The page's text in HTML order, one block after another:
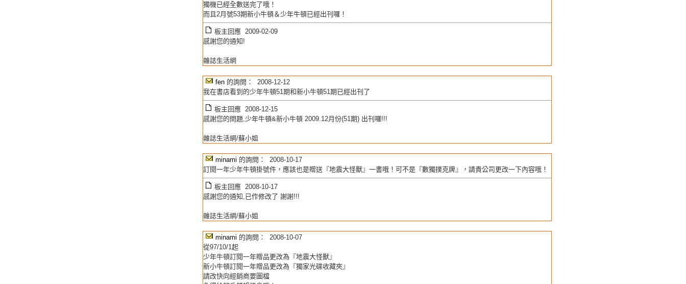
獨機已經全數送完了哦！
而且2月號53期新小牛頓＆少年牛頓已經出刊囉！
板主回應 2009-02-09
感謝您的通知!
雜誌生活網
fen 的詢問： 2008-12-12
我在書店看到的少年牛頓51期和新小牛頓51期已經出刊了
板主回應 2008-12-15
感謝您的問題,少年牛頓&新小牛頓 2009.12月份(51期) 出刊囉!!!
雜誌生活網/蘇小姐
minami 的詢問： 2008-10-17
訂閱一年少年牛頓掛號件，應該也是贈送『地震大怪獸』一書哦！可不是『數獨撲克牌』，請貴公司更改一下內容哦！
板主回應 2008-10-17
感謝您的通知,已作修改了 謝謝!!!
雜誌生活網/蘇小姐
minami 的詢問： 2008-10-07
從97/10/1起
少年牛頓訂閱一年贈品更改為『地震大怪獸』
新小牛頓訂閱一年贈品更改為『獨家光碟收藏夾』
請改快向經銷商要圖檔